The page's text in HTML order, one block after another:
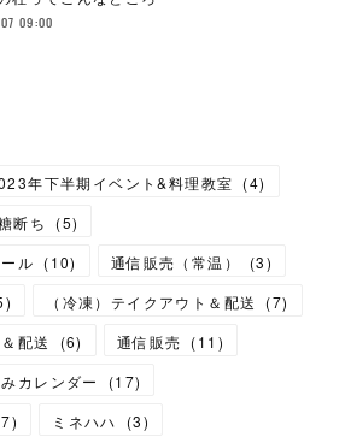
09:00
年下半期イベント&料理教室 (4)
断ち (5)
ル (10) 通信販売（常温） (3)
) （冷凍）テイクアウト＆配送 (7)
配送
(6) 通信販売 (11 )
カレンダー (17)
7) ミネハハ (3)